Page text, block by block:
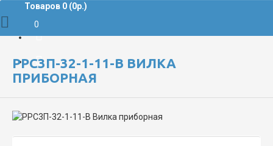
Товаров 0 (0р.)
0
РРС3П-32-1-11-В ВИЛКА
ПРИБОРНАЯ